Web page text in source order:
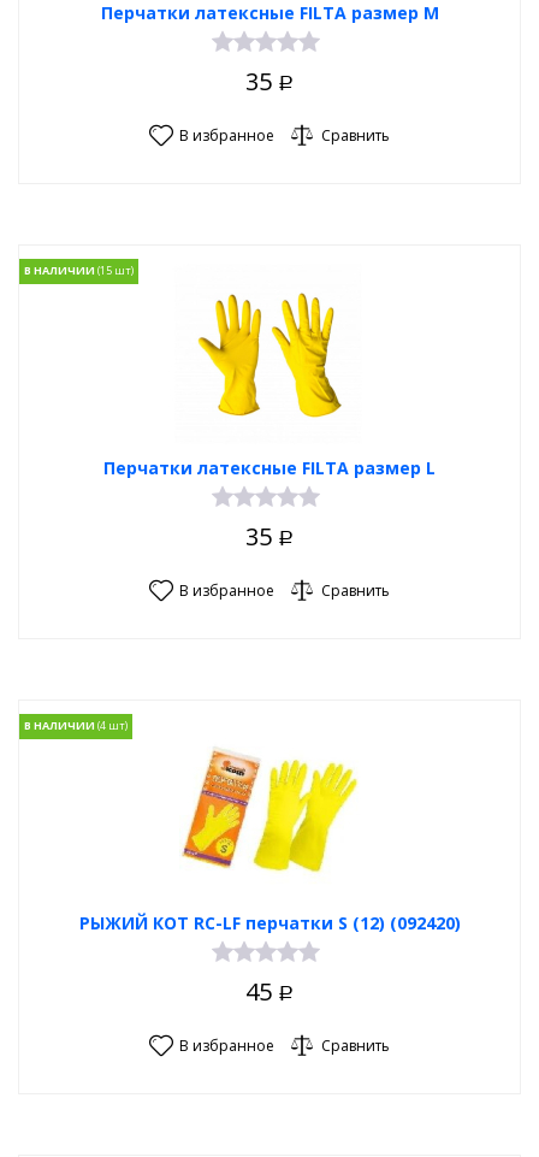
Перчатки латексные FILTA размер M
35 Р
В избранное Сравнить
Перчатки латексные FILTA размер L
В НАЛИЧИИ
35 Р
В избранное Сравнить
РЫЖИЙ КОТ RC-LF перчатки S (12) (092420)
В НАЛИЧИИ
45 Р
В избранное Сравнить